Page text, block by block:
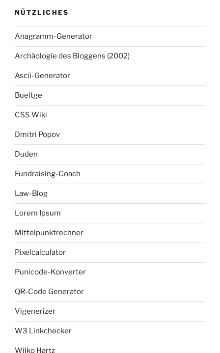
NÜTZLICHES
Anagramm-Generator
Archäologie des Bloggens (2002)
Ascii-Generator
Bueltge
CSS Wiki
Dmitri Popov
Duden
Fundraising-Coach
Law-Blog
Lorem Ipsum
Mittelpunktrechner
Pixelcalculator
Punicode-Konverter
QR-Code Generator
Vigenerizer
W3 Linkchecker
Wilko Hartz